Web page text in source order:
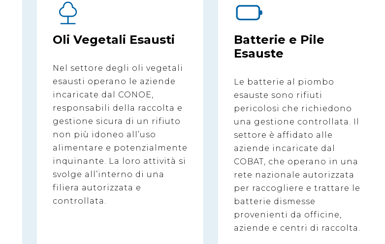
Oli Vegetali Esausti
Nel settore degli oli vegetali
esausti operano le aziende
incaricate dal CONOE,
responsabili della raccolta e
gestione sicura di un rifiuto
non più idoneo all’uso
alimentare e potenzialmente
inquinante. La loro attività si
svolge all’interno di una
filiera autorizzata e
controllata.
Batterie e Pile
Esauste
Le batterie al piombo
esauste sono rifiuti
pericolosi che richiedono
una gestione controllata. Il
settore è affidato alle
aziende incaricate dal
COBAT, che operano in una
rete nazionale autorizzata
per raccogliere e trattare le
batterie dismesse
provenienti da officine,
aziende e centri di raccolta.